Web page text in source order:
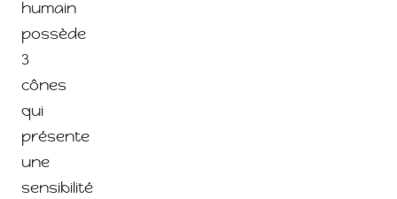
humain
possède
3
cônes
qui
présente
une
sensibilité